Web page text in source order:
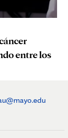
entre los